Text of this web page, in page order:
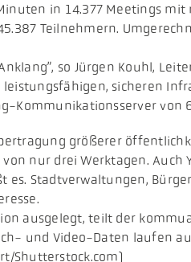
in 14.377 Meetings
Teilnehmern.
so Jürgen Kouhl,
sicheren
Kommunikationsserver von
größerer
nur drei Werktagen. Auch
Stadtverwaltungen,
ausgelegt, teilt der
und Video-Daten laufen
Shutterstock.com)